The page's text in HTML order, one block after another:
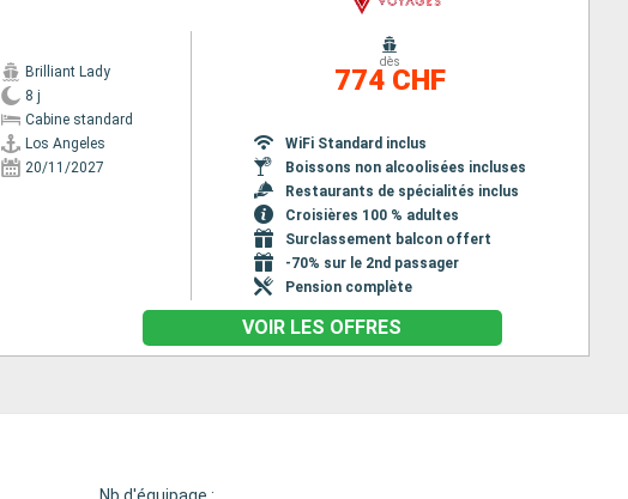
Brilliant Lady
8 j
Cabine standard
Los Angeles
20/11/2027
dès
774 CHF
WiFi Standard inclus
Boissons non alcoolisées incluses
Restaurants de spécialités inclus
Croisières 100 % adultes
Surclassement balcon offert
-70% sur le 2nd passager
Pension complète
VOIR LES OFFRES